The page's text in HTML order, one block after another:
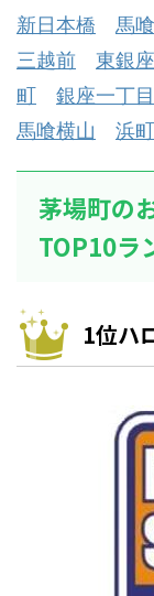
新日本橋 馬
三越前
東銀座
町
銀座一丁目
馬喰横山
浜町
茅場町の
TOP10ラ
1位ハ